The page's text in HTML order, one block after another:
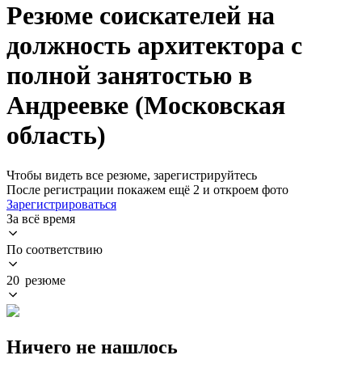
Резюме соискателей на
должность архитектора с
полной занятостью в
Андреевке (Московская
область)
Чтобы видеть все резюме, зарегистрируйтесь
После регистрации покажем ещё 2 и откроем фото
Зарегистрироваться
За всё время
По соответствию
20 резюме
Ничего не нашлось